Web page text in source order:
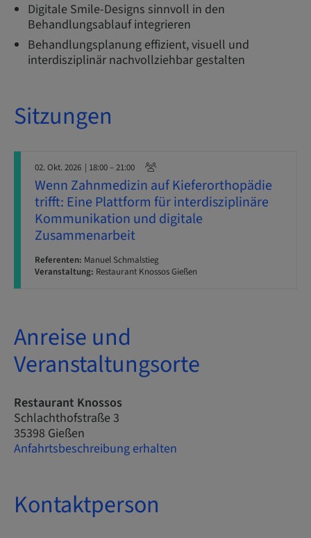
Digitale Smile-Designs sinnvoll in den
Behandlungsablauf integrieren
Behandlungsplanung effizient, visuell und
interdisziplinär nachvollziehbar gestalten
Sitzungen
02. Okt. 2026 | 18:00 – 21:00
Wenn Zahnmedizin auf Kieferorthopädie
trifft: Eine Plattform für interdisziplinäre
Kommunikation und digitale
Zusammenarbeit
Referenten: Manuel Schmalstieg
Veranstaltung: Restaurant Knossos Gießen
Anreise und
Veranstaltungsorte
Restaurant Knossos
Schlachthofstraße 3
35398 Gießen
Anfahrtsbeschreibung erhalten
Kontaktperson